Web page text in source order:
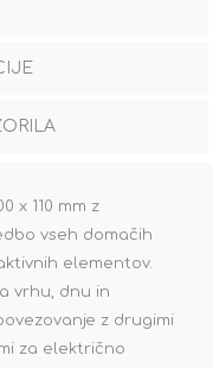
x 110 mm z
vseh domačih
elementov.
vrhu, dnu in
z drugimi
za električno